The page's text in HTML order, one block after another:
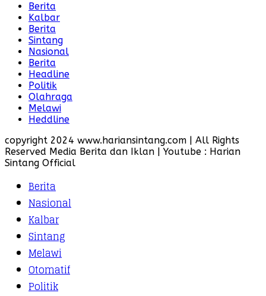
Berita
Kalbar
Berita
Sintang
Nasional
Berita
Headline
Politik
Olahraga
Melawi
Heddline
copyright 2024 www.hariansintang.com | All Rights
Reserved Media Berita dan Iklan | Youtube : Harian
Sintang Official
Berita
Nasional
Kalbar
Sintang
Melawi
Otomatif
Politik